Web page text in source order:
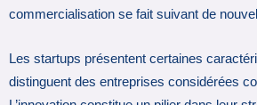
commercialisation se fait suivant de
Les startups présentent certaines
distinguent des entreprises considérées